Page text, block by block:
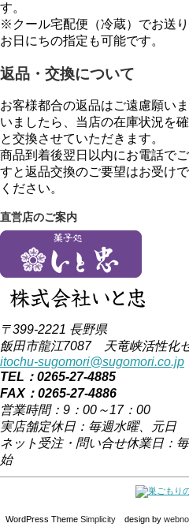
す。
※クール宅配便（冷蔵）でお送
お日にちの指定も可能です。
返品・交換について
お客様都合の返品はご遠慮願い
いましたら、当店の在庫状況を
と交換させていただきます。
商品到着後翌日以内にお電話で
すと返品交換のご要望はお受け
ください。
直営店のご案内
〒399-2221 長野県
飯田市龍江7087 天竜峡活性化
itochu-sugomori@sugomori.co.jp
TEL：0265-27-4885
FAX：0265-27-4886
営業時間：9：00～17：00
実店舗定休日：毎週水曜、元日
ネット受注・問い合せ休業日：
始
WordPress Theme Simplicitydesign by